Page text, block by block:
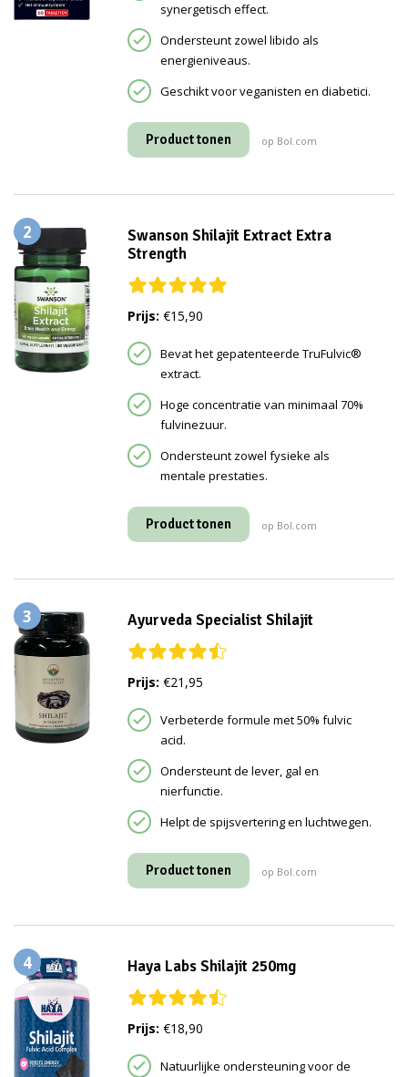
synergetisch effect.
Ondersteunt zowel libido als
energieniveaus.
Geschikt voor veganisten en diabetici.
Product tonen op Bol.com
2
Swanson Shilajit Extract Extra
Strength
Prijs: €15,90
Bevat het gepatenteerde TruFulvic®
extract.
Hoge concentratie van minimaal 70%
fulvinezuur.
Ondersteunt zowel fysieke als
mentale prestaties.
Product tonen op Bol.com
3 Ayurveda Specialist Shilajit
Prijs: €21,95
Verbeterde formule met 50% fulvic
acid.
Ondersteunt de lever, gal en
nierfunctie.
Helpt de spijsvertering en luchtwegen.
Product tonen op Bol.com
4 Haya Labs Shilajit 250mg
Prijs: €18,90
Natuurlijke ondersteuning voor de